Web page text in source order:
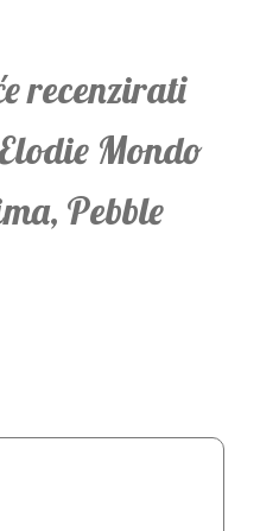
recenzirati
Mondo
Pebble